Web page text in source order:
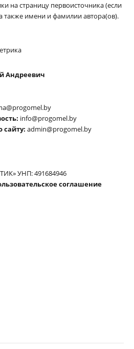
на страницу первоисточника (если
также имени и фамилии автора(ов).
Андреевич
info@progomel.by
сайту: admin@progomel.by
УНП: 491684946
соглашение